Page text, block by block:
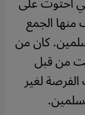
الجمع
كان من
من قبل
الفرصة لغير